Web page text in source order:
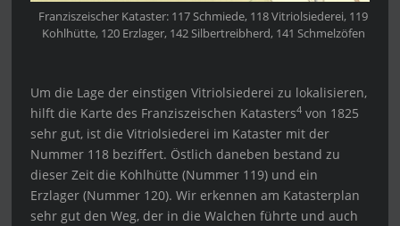
Franziszeischer Kataster: 117 Schmiede, 118 Vitriolsiederei, 119
Kohlhütte, 120 Erzlager, 142 Silbertreibherd, 141 Schmelzöfen
Um die Lage der einstigen Vitriolsiederei zu lokalisieren,
hilft die Karte des Franziszeischen Katasters4 von 1825
sehr gut, ist die Vitriolsiederei im Kataster mit der
Nummer 118 beziffert. Östlich daneben bestand zu
dieser Zeit die Kohlhütte (Nummer 119) und ein
Erzlager (Nummer 120). Wir erkennen am Katasterplan
sehr gut den Weg, der in die Walchen führte und auch